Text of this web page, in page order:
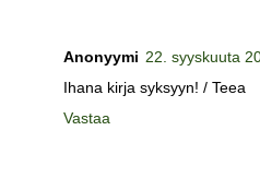
Anonyymi 22. syyskuuta
Ihana kirja syksyyn! / Teea
Vastaa